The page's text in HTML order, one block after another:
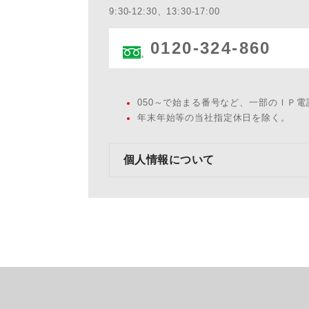
9:30-12:30、13:30-17:00
0120-324-860
050～で始まる番号など、一部のＩＰ
年末年始等の当社指定休日を除く。
個人情報について